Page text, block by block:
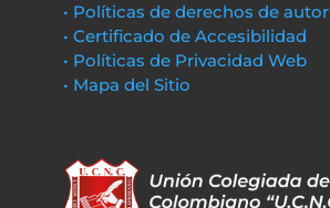
• Políticas de derechos de autor
• Certificado de Accesibilidad
• Políticas de Privacidad Web
• Mapa del Sitio